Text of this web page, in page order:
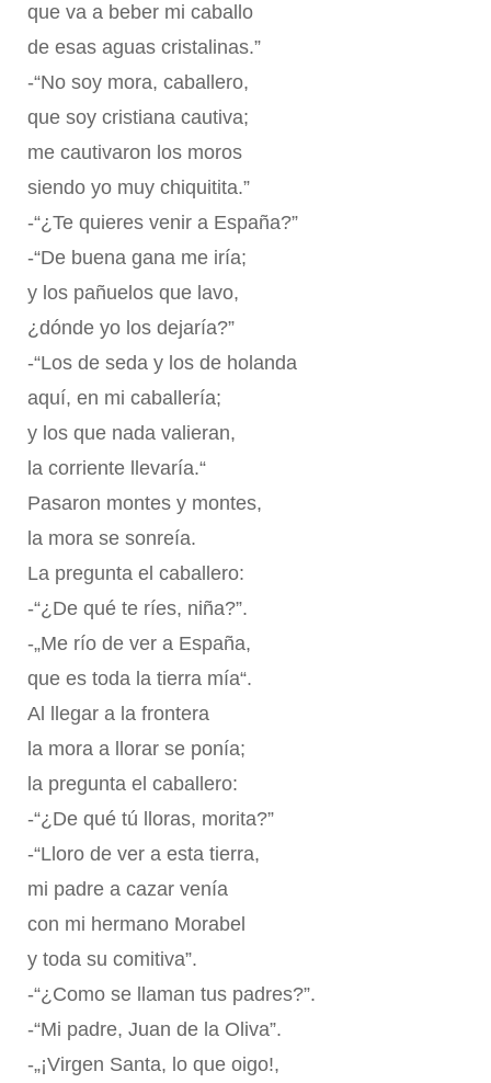
que va a beber mi caballo
de esas aguas cristalinas.”
-“No soy mora, caballero,
que soy cristiana cautiva;
me cautivaron los moros
siendo yo muy chiquitita.”
-“¿Te quieres venir a España?”
-“De buena gana me iría;
y los pañuelos que lavo,
¿dónde yo los dejaría?”
-“Los de seda y los de holanda
aquí, en mi caballería;
y los que nada valieran,
la corriente llevaría.“
Pasaron montes y montes,
la mora se sonreía.
La pregunta el caballero:
-“¿De qué te ríes, niña?”.
-„Me río de ver a España,
que es toda la tierra mía“.
Al llegar a la frontera
la mora a llorar se ponía;
la pregunta el caballero:
-“¿De qué tú lloras, morita?”
-“Lloro de ver a esta tierra,
mi padre a cazar venía
con mi hermano Morabel
y toda su comitiva”.
-“¿Como se llaman tus padres?”.
-“Mi padre, Juan de la Oliva”.
-„¡Virgen Santa, lo que oigo!,